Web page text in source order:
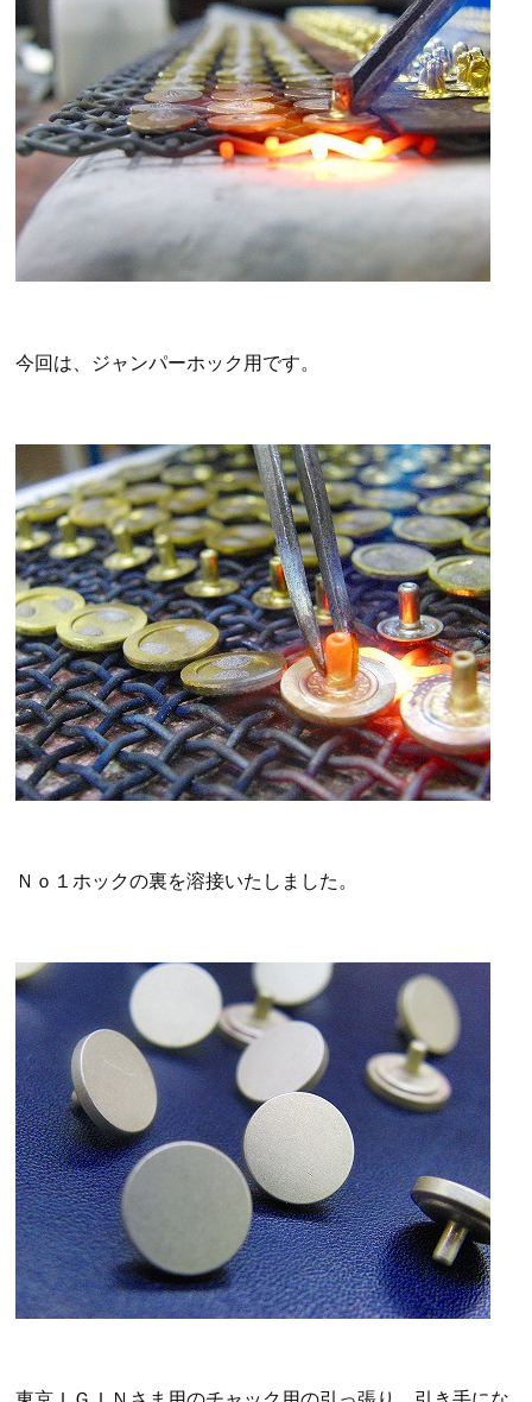
今回は、ジャンパーホック用です。
Ｎｏ１ホックの裏を溶接いたしました。